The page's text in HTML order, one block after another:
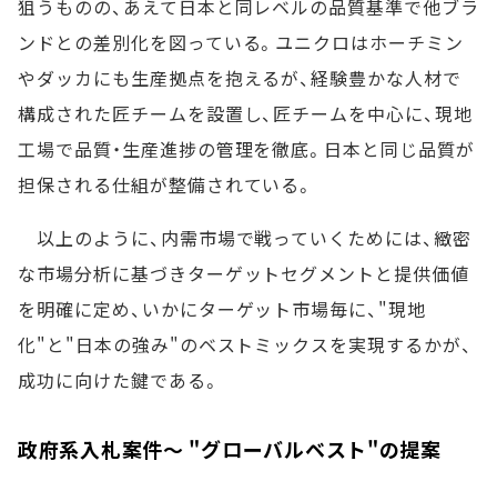
狙うものの、あえて日本と同レベルの品質基準で他ブラ
ンドとの差別化を図っている。ユニクロはホーチミン
やダッカにも生産拠点を抱えるが、経験豊かな人材で
構成された匠チームを設置し、匠チームを中心に、現地
工場で品質・生産進捗の管理を徹底。日本と同じ品質が
担保される仕組が整備されている。
以上のように、内需市場で戦っていくためには、緻密
な市場分析に基づきターゲットセグメントと提供価値
を明確に定め、いかにターゲット市場毎に、"現地
化"と"日本の強み"のベストミックスを実現するかが、
成功に向けた鍵である。
政府系入札案件～ "グローバルベスト"の提案